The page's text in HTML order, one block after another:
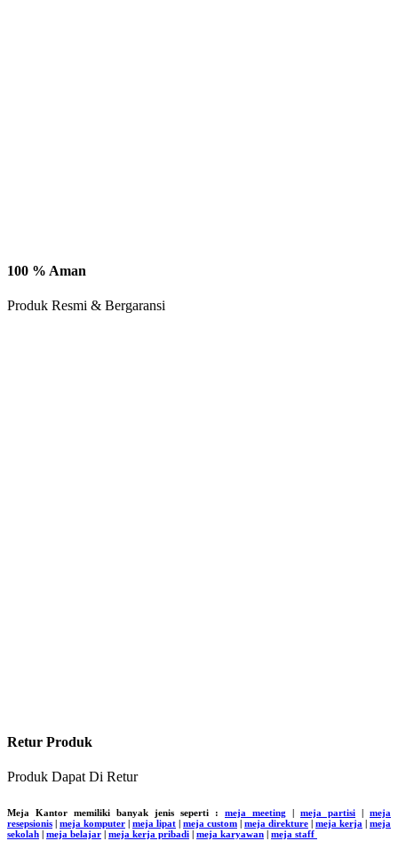
100 % Aman
Produk Resmi & Bergaransi
Retur Produk
Produk Dapat Di Retur
Meja Kantor memiliki banyak jenis seperti : meja meeting meja partisi
meja
resepsionis
meja komputer meja lipat meja custom meja direkture meja kerja
meja
sekolah
meja belajar meja kerja pribadi meja karyawan meja staff